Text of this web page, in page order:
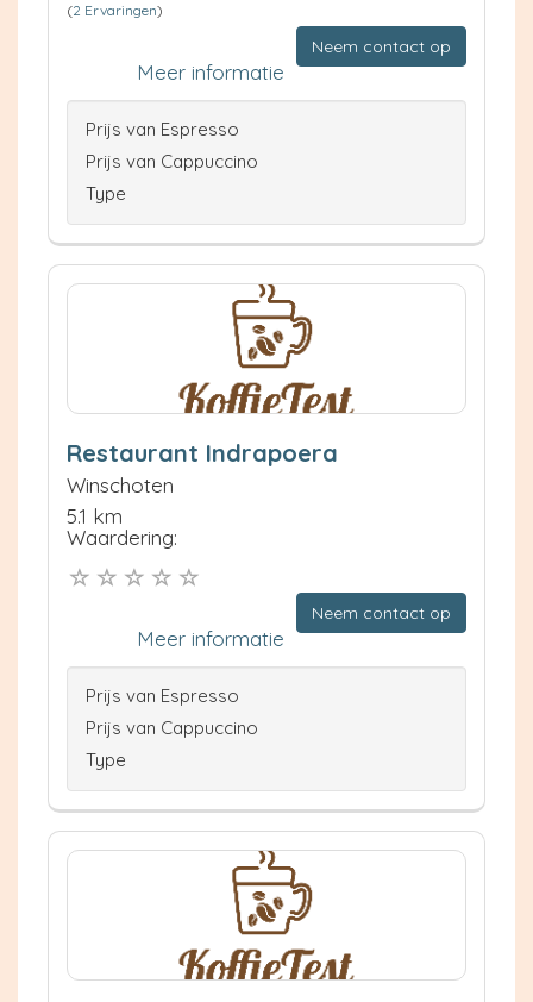
(2 Ervaringen)
Neem contact op
Meer informatie
Prijs van Espresso
Prijs van Cappuccino
Type
Restaurant Indrapoera
Winschoten
5.1 km
Waardering:
Neem contact op
Meer informatie
Prijs van Espresso
Prijs van Cappuccino
Type